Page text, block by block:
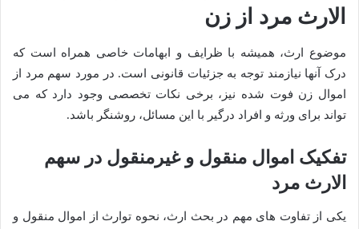
الارث مرد از زن
موضوع ارث، همیشه با ظرایف و ابهامات خاصی همراه است که
درک آنها نیازمند توجه به جزئیات قانونی است. در مورد سهم مرد از
اموال زن فوت شده نیز، برخی نکات تخصصی وجود دارد که می
تواند برای ورثه و افراد درگیر با این مسائل، روشنگر باشد.
تفکیک اموال منقول و غیرمنقول در سهم
الارث مرد
یکی از تفاوت های مهم در بحث ارث، نحوه توارث از اموال منقول و